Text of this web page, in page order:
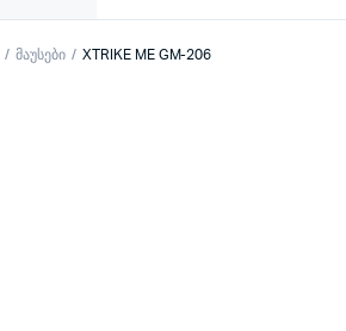
მაუსები XTRIKE ME GM-206